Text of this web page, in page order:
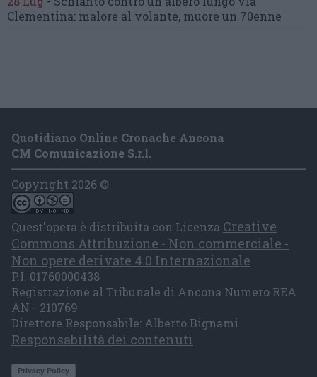
Clementina: malore al volante, muore un 70enne
Quotidiano Online Cronache Ancona
CM Comunicazione S.r.l.
Copyright 2026 ©
Quest'opera è distribuita con Licenza Creative
Commons Attribuzione - Non commerciale -
Non opere derivate 4.0 Internazionale
P.I. 01760000438
Registrazione al Tribunale di Ancona Numero REA
AN - 210769
Direttore Responsabile: Alberto Bignami
Responsabilità dei contenuti